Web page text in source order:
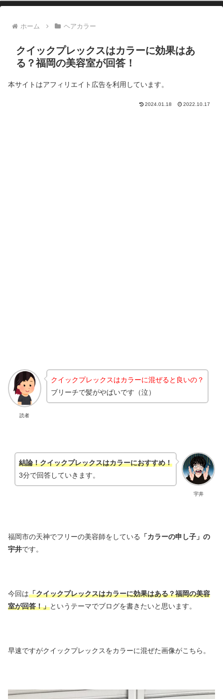
ホーム ヘアカラー
クイックプレックスはカラーに効果はあ
る？福岡の美容室が回答！
本サイトはアフィリエイト広告を利用しています。
2024.01.18 2022.10.17
読者
クイックプレックスはカラーに混ぜると良いの？
ブリーチで髪がやばいです（泣）
宇井
結論！クイックプレックスはカラーにおすすめ！
3分で回答していきます。
福岡市の天神でフリーの美容師をしている
「カラーの申し子」の
宇井です。
今回は「クイックプレックスはカラーに効果はある？福岡の美容
室が回答！」というテーマでブログを書きたいと思います。
早速ですがクイックプレックスをカラーに混ぜた画像がこちら。